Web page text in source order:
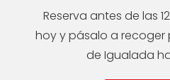
Reserva antes de las
hoy y pásalo a
de Igualada